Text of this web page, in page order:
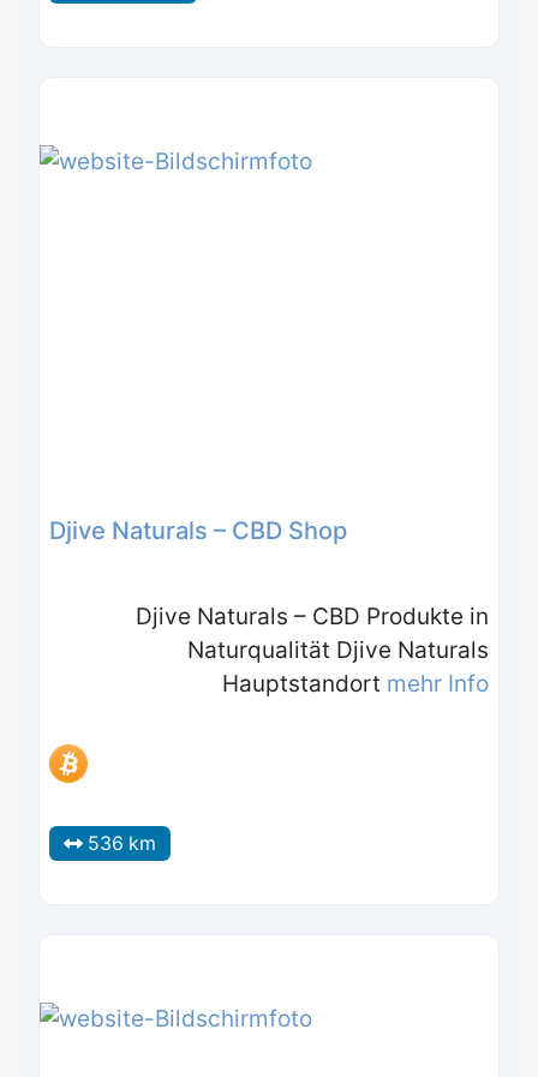
Djive Naturals – CBD Shop
Djive Naturals – CBD Produkte in
Naturqualität Djive Naturals
Hauptstandort mehr Info
536 km